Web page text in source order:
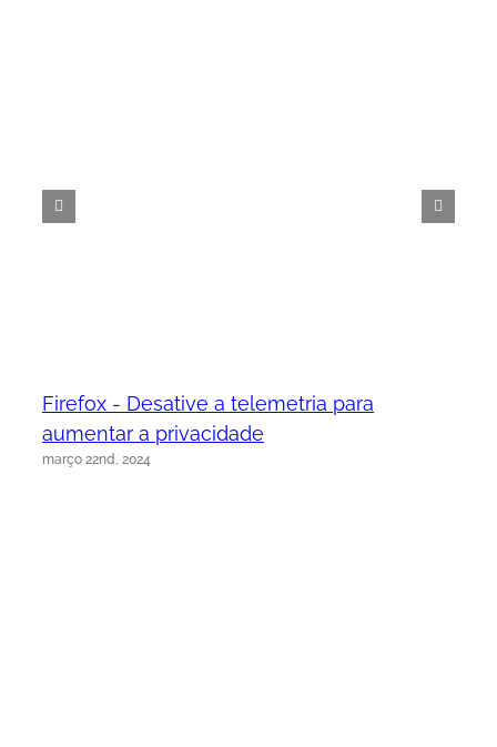
Firefox - Desative a telemetria para
aumentar a privacidade
março 22nd, 2024